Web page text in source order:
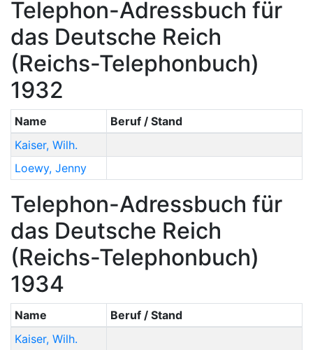
Telephon-Adressbuch für
das Deutsche Reich
(Reichs-Telephonbuch)
1932
Name
Beruf / Stand
Kaiser, Wilh.
Loewy, Jenny
Telephon-Adressbuch für
das Deutsche Reich
(Reichs-Telephonbuch)
1934
Name
Beruf / Stand
Kaiser, Wilh.